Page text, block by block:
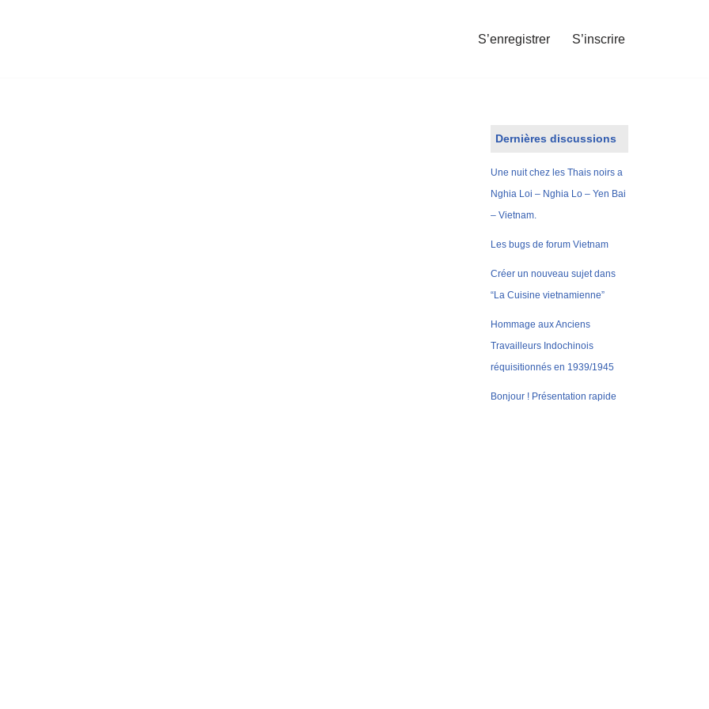
S’enregistrer S’inscrire
Dernières discussions
Une nuit chez les Thais noirs a
Nghia Loi – Nghia Lo – Yen Bai
– Vietnam.
Les bugs de forum Vietnam
Créer un nouveau sujet dans
“La Cuisine vietnamienne”
Hommage aux Anciens
Travailleurs Indochinois
réquisitionnés en 1939/1945
Bonjour ! Présentation rapide